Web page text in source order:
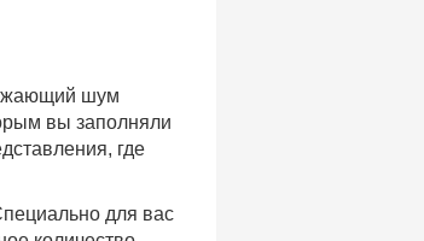
шум
вы заполняли
где
для вас